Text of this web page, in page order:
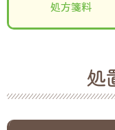
処方箋料
処